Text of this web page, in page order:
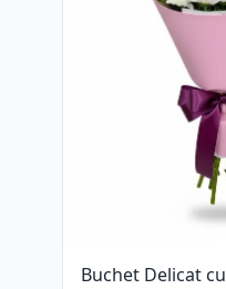
Buchet Delicat cu